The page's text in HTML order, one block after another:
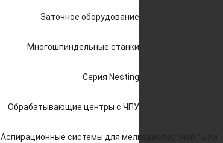
Заточное оборудование
Многошпиндельные станки
Серия Nesting
Обрабатывающие центры с ЧПУ
Аспирационные системы для мелкодисперсной пыли